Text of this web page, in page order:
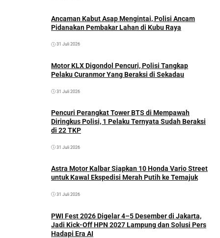
Ancaman Kabut Asap Mengintai, Polisi Ancam
Pidanakan Pembakar Lahan di Kubu Raya
31 Juli 2026
Motor KLX Digondol Pencuri, Polisi Tangkap
Pelaku Curanmor Yang Beraksi di Sekadau
31 Juli 2026
Pencuri Perangkat Tower BTS di Mempawah
Diringkus Polisi, 1 Pelaku Ternyata Sudah Beraksi
di 22 TKP
31 Juli 2026
Astra Motor Kalbar Siapkan 10 Honda Vario Street
untuk Kawal Ekspedisi Merah Putih ke Temajuk
31 Juli 2026
PWI Fest 2026 Digelar 4–5 Desember di Jakarta,
Jadi Kick-Off HPN 2027 Lampung dan Solusi Pers
Hadapi Era AI